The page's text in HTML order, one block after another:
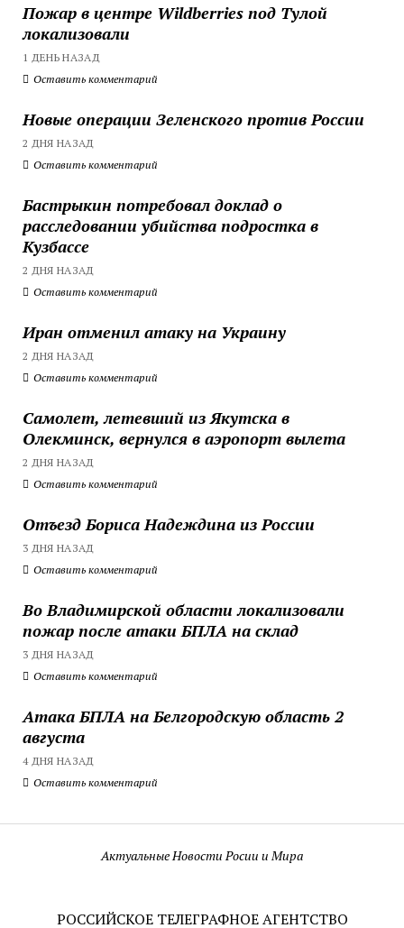
Пожар в центре Wildberries под Тулой
локализовали
1 ДЕНЬ НАЗАД
Оставить комментарий
Новые операции Зеленского против России
2 ДНЯ НАЗАД
Оставить комментарий
Бастрыкин потребовал доклад о
расследовании убийства подростка в
Кузбассе
2 ДНЯ НАЗАД
Оставить комментарий
Иран отменил атаку на Украину
2 ДНЯ НАЗАД
Оставить комментарий
Самолет, летевший из Якутска в
Олекминск, вернулся в аэропорт вылета
2 ДНЯ НАЗАД
Оставить комментарий
Отъезд Бориса Надеждина из России
3 ДНЯ НАЗАД
Оставить комментарий
Во Владимирской области локализовали
пожар после атаки БПЛА на склад
3 ДНЯ НАЗАД
Оставить комментарий
Атака БПЛА на Белгородскую область 2
августа
4 ДНЯ НАЗАД
Оставить комментарий
Актуальные Новости Росии и Мира
РОССИЙСКОЕ ТЕЛЕГРАФНОЕ АГЕНТСТВО